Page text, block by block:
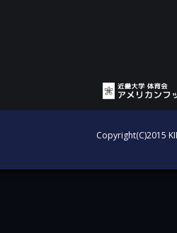
Copyright(C)2015